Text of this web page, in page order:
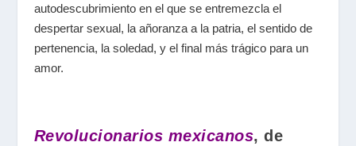
autodescubrimiento en el que se entremezcla el
despertar sexual, la añoranza a la patria, el sentido de
pertenencia, la soledad, y el final más trágico para un
amor.
Revolucionarios mexicanos, de